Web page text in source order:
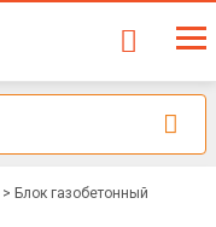
> Блок газобетонный